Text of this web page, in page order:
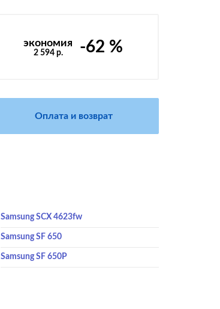
экономия
2 594 р. -62 %
Оплата и возврат
Samsung SCX 4623fw
Samsung SF 650
Samsung SF 650P